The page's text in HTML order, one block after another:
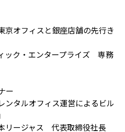
スと銀座店舗の先行き
ンタープライズ 専務
ー
フィス運営によるビル
ス 代表取締役社長